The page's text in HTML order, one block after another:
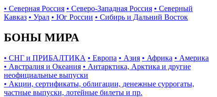
• Северная Россия • Северо-Западная Россия • Северный
Кавказ • Урал • Юг России • Сибирь и Дальний Восток
БОНЫ МИРА
• СНГ и ПРИБАЛТИКА • Европа • Азия • Африка • Америка
• Австралия и Океания • Антарктика, Арктика и другие
неофициальные выпуски
• Акции, сертификаты, облигации, денежные суррогаты,
частные выпуски, лотейные билеты и пр.